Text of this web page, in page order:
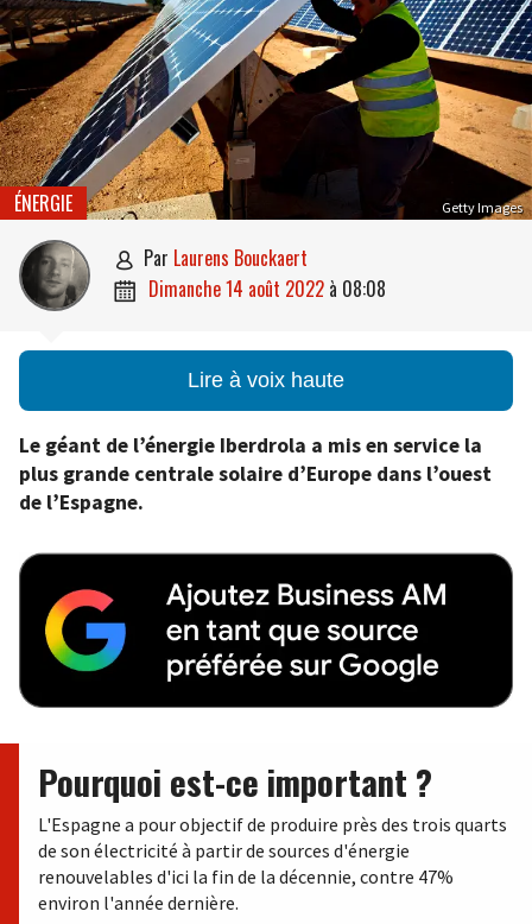
Getty Images
ÉNERGIE
 par Laurens Bouckaert
 dimanche 14 août 2022 à 08:08
Lire à voix haute
Le géant de l’énergie Iberdrola a mis en service la
plus grande centrale solaire d’Europe dans l’ouest
de l’Espagne.
Pourquoi est-ce important ?
L'Espagne a pour objectif de produire près des trois quarts
de son électricité à partir de sources d'énergie
renouvelables d'ici la fin de la décennie, contre 47%
environ l'année dernière.